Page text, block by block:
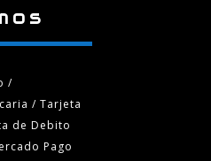
/
/ Tarjeta
de Debito
Pago